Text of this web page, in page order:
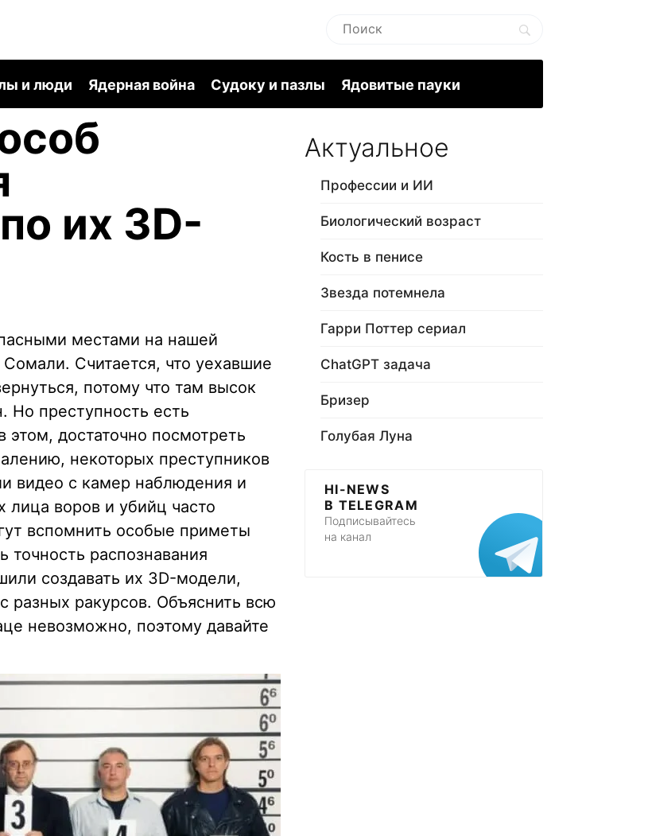
и люди Ядерная война Судоку и пазлы Ядовитые пауки
их 3D-
местами на нашей
Считается, что уехавшие
потому что там высок
Но преступность есть
этом, достаточно посмотреть
некоторых преступников
видео с камер наблюдения и
лица воров и убийц часто
вспомнить особые приметы
точность распознавания
создавать их 3D-модели,
разных ракурсов. Объяснить всю
невозможно, поэтому давайте
Актуальное
Профессии и ИИ
Биологический возраст
Кость в пенисе
Звезда потемнела
Гарри Поттер сериал
ChatGPT задача
Бризер
Голубая Луна
HI-NEWS
В TELEGRAM
Подписывайтесь
на канал